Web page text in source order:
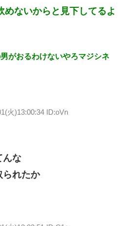
ないからと見下してるよ
がおるわけないやろマジシネ
火)13:00:34 ID:oVn
んな
られたか